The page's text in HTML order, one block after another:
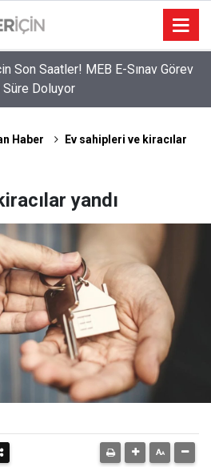
Son Saatler! MEB E-Sınav Görev
Doluyor
Verildi: İşte MEB’in En Çok
15 Branş!
Haber
Ev sahipleri ve kiracılar
yandı